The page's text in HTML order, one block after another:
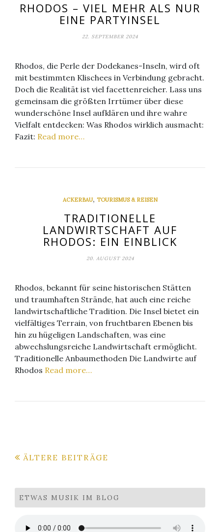
RHODOS – VIEL MEHR ALS NUR
EINE PARTYINSEL
22. SEPTEMBER 2024
Rhodos, die Perle der Dodekanes-Inseln, wird oft
mit bestimmten Klischees in Verbindung gebracht.
Doch die Realität ist viel facettenreicher. Lass uns
gemeinsam die größten Irrtümer über diese
wunderschöne Insel aufklären und ihre wahre
Vielfalt entdecken: Was Rhodos wirklich ausmacht:
Fazit: Read more…
ACKERBAU, TOURISMUS & REISEN
TRADITIONELLE
LANDWIRTSCHAFT AUF
RHODOS: EIN EINBLICK
20. AUGUST 2024
Rhodos, bekannt für seine historischen Stätten
und traumhaften Strände, hat auch eine reiche
landwirtschaftliche Tradition. Die Insel bietet ein
vielfältiges Terrain, von fruchtbaren Ebenen bis
hin zu hügeligen Landschaften, was eine
abwechslungsreiche Landwirtschaft ermöglicht.
Traditionelle Anbaumethoden Die Landwirte auf
Rhodos Read more…
Beitragsnavigation
ÄLTERE BEITRÄGE
ETWAS MUSIK IM BLOG